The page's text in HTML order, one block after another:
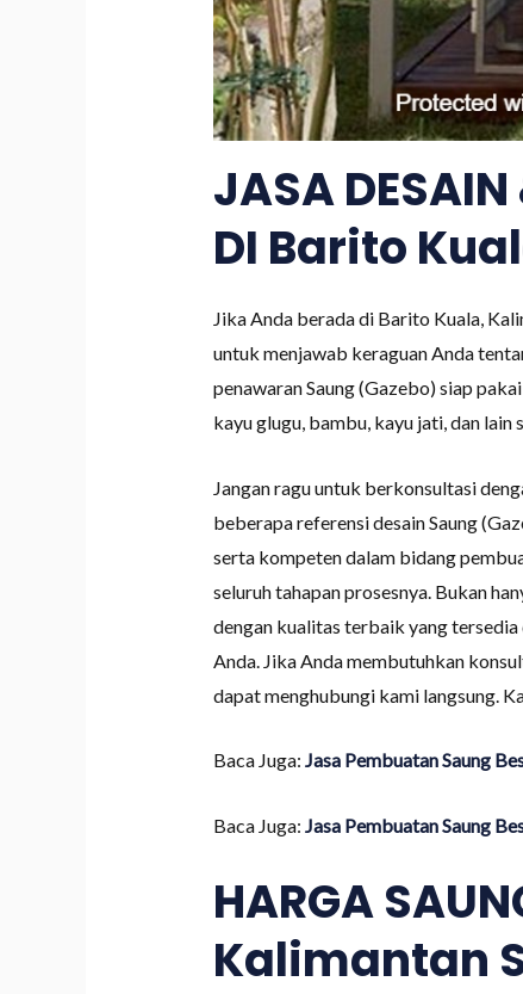
JASA
DI Barito
Jika Anda berada di Barito Kuala,
untuk menjawab keraguan Anda
penawaran Saung (Gazebo) siap
kayu glugu, bambu, kayu jati, dan
Jangan ragu untuk berkonsultasi
beberapa referensi desain Saung
serta kompeten dalam bidang
seluruh tahapan prosesnya. Bukan
dengan kualitas terbaik yang tersedia
Anda. Jika Anda membutuhkan
dapat menghubungi kami langsung.
Baca Juga: Jasa Pembuatan Saung
Baca Juga: Jasa Pembuatan Saung
HARGA
Kalimantan